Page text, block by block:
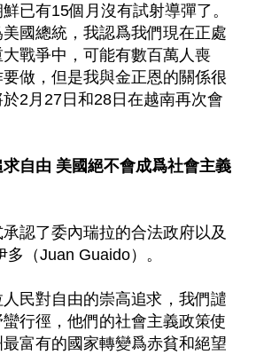
已有15個月沒有試射導彈了。
國總統，我認爲我們現在正處
戰爭中，可能有數百萬人喪
做，但是我與金正恩的關係很
2月27日和28日在越南再次會
自由 美國絕不會成爲社會主義
認了委內瑞拉的合法政府以及
多（Juan Guaido）。
民對自由的崇高追求，我們譴
行徑，他們的社會主義政策使
富有的國家轉變爲赤貧和絕望